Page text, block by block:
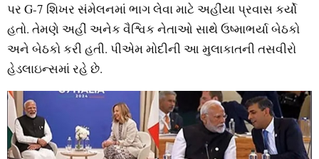
પર G-7 શિખર સંમેલનમાં ભાગ લેવા માટે અહીંયા પ્રવાસ કર્યો
હતો. તેમણે અહીં અનેક વૈશ્વિક નેતાઓ સાથે ઉષ્માભર્યા બેઠકો
અને બેઠકો કરી હતી. પીએમ મોદીની આ મુલાકાતની તસવીરો
હેડલાઇન્સમાં રહે છે.